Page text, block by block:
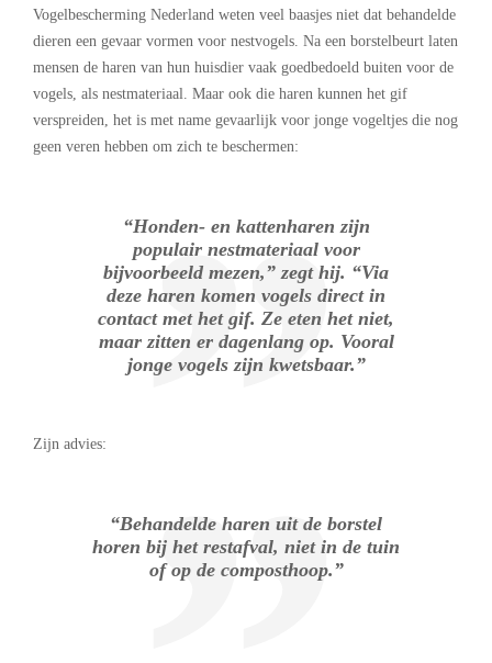
Vogelbescherming Nederland weten veel baasjes niet dat behandelde
dieren een gevaar vormen voor nestvogels. Na een borstelbeurt laten
mensen de haren van hun huisdier vaak goedbedoeld buiten voor de
vogels, als nestmateriaal. Maar ook die haren kunnen het gif
verspreiden, het is met name gevaarlijk voor jonge vogeltjes die nog
geen veren hebben om zich te beschermen:
“Honden- en kattenharen zijn
populair nestmateriaal voor
bijvoorbeeld mezen,” zegt hij. “Via
deze haren komen vogels direct in
contact met het gif. Ze eten het niet,
maar zitten er dagenlang op. Vooral
jonge vogels zijn kwetsbaar.”
Zijn advies:
“Behandelde haren uit de borstel
horen bij het restafval, niet in de tuin
of op de composthoop.”